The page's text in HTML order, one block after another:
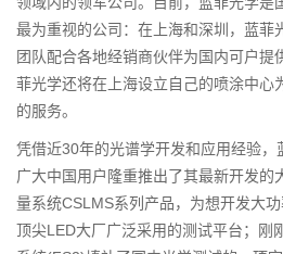
最为重视的公司：在上海和深圳，蓝菲
团队配合各地经销商伙伴为国内可户提
菲光学还将在上海设立自己的喷涂中心
的服务。
凭借近30年的光谱学开发和应用经验
广大中国用户隆重推出了其最新开发的
量系统CSLMS系列产品，为想开发大
顶尖LED大厂广泛采用的测试平台；刚